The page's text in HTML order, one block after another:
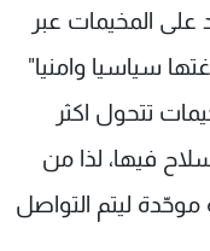
المخيمات عبر
سياسيا وامنيا"
تتحول اكثر
فيها، لذا من
ليتم التواصل